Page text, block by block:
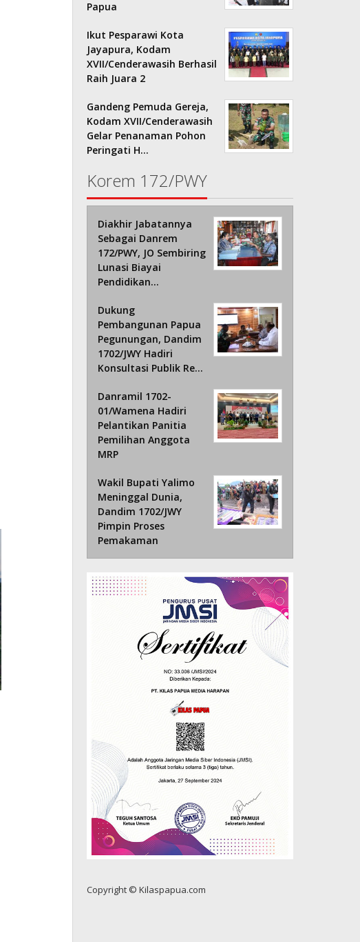
Papua
Ikut Pesparawi Kota
Jayapura, Kodam
XVII/Cenderawasih Berhasil
Raih Juara 2
Gandeng Pemuda Gereja,
Kodam XVII/Cenderawasih
Gelar Penanaman Pohon
Peringati H…
Korem 172/PWY
Diakhir Jabatannya
Sebagai Danrem
172/PWY, JO Sembiring
Lunasi Biayai
Pendidikan…
Dukung
Pembangunan Papua
Pegunungan, Dandim
1702/JWY Hadiri
Konsultasi Publik Re…
Danramil 1702-
01/Wamena Hadiri
Pelantikan Panitia
Pemilihan Anggota
MRP
Wakil Bupati Yalimo
Meninggal Dunia,
Dandim 1702/JWY
Pimpin Proses
Pemakaman
Copyright © Kilaspapua.com